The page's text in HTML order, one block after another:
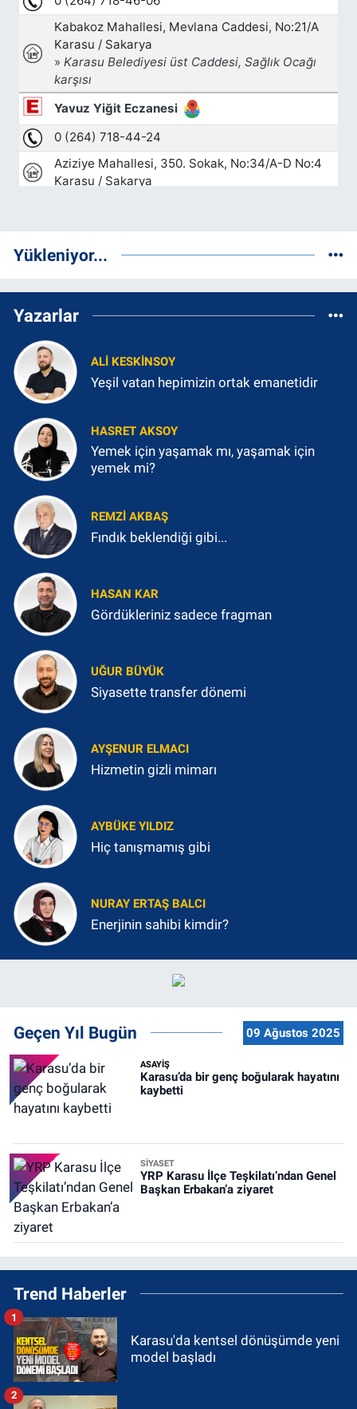
Yükleniyor...
Yazarlar
ALI KESKINSOY
Yeşil vatan hepimizin ortak emanetidir
HASRET AKSOY
Yemek için yaşamak mı, yaşamak için
yemek mi?
REMZI AKBAŞ
Fındık beklendiği gibi...
HASAN KAR
Gördükleriniz sadece fragman
UĞUR BÜYÜK
Siyasette transfer dönemi
AYŞENUR ELMACI
Hizmetin gizli mimarı
AYBÜKE YILDIZ
Hiç tanışmamış gibi
NURAY ERTAŞ BALCI
Enerjinin sahibi kimdir?
Geçen Yıl Bugün 09 Ağustos 2025
ASAYİŞ
Karasu’da bir genç boğularak hayatını
kaybetti
SİYASET
YRP Karasu İlçe Teşkilatı’ndan Genel
Başkan Erbakan’a ziyaret
Trend Haberler
Karasu'da kentsel dönüşümde yeni
model başladı
1
2